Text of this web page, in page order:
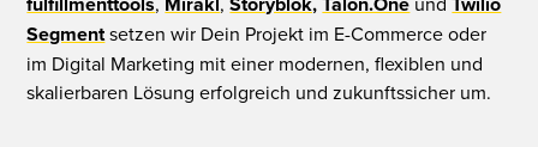
Segmentsetzen wir Dein Projekt im E-Commerce oder
im Digital Marketing mit einer modernen, flexiblen und
skalierbaren Lösung erfolgreich und zukunftssicher um.